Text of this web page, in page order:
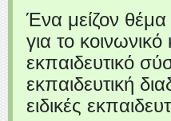
Ένα μείζον θέμα
για το
εκπαιδευτικό
εκπαιδευτική
ειδικές